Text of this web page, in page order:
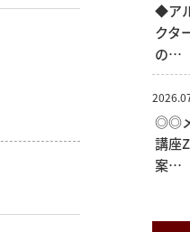
◆ア
クタ
の…
◎◎メ
講座
案…